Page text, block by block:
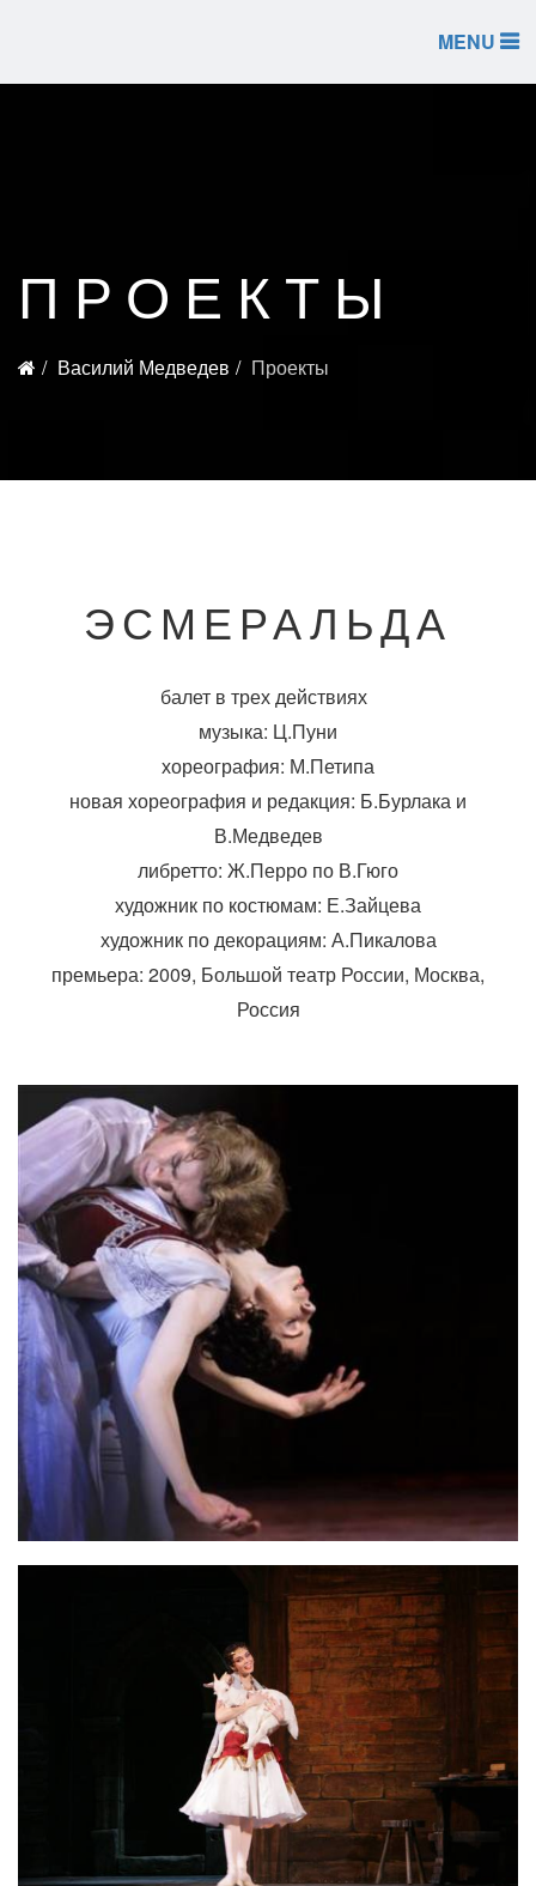
MENU
ПРОЕКТЫ
Василий Медведев Проекты
ЭСМЕРАЛЬДА
балет в трех действиях
музыка: Ц.Пуни
хореография: М.Петипа
новая хореография и редакция: Б.Бурлака и
В.Медведев
либретто: Ж.Перро по В.Гюго
художник по костюмам: Е.Зайцева
художник по декорациям: А.Пикалова
премьера: 2009, Большой театр России, Москва,
Россия